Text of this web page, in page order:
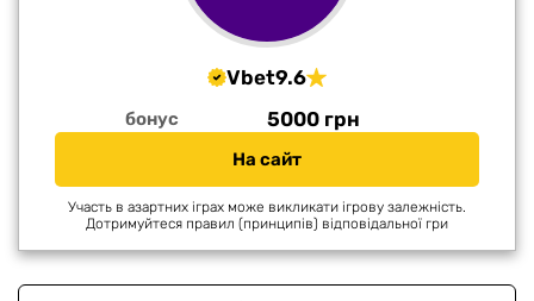
Vbet9.6
бонус 5000 грн
На сайт
Участь в азартних іграх може викликати ігрову залежність.
Дотримуйтеся правил (принципів) відповідальної гри